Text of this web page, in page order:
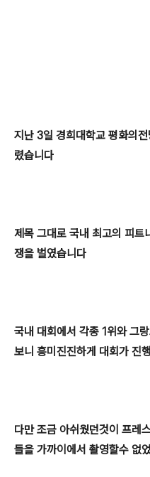
지난 3일 경희대학교 평화의
렸습니다
제목 그대로 국내 최고의 피
쟁을 벌였습니다
국내 대회에서 각종 1위와 그
보니 흥미진진하게 대회가 진
다만 조금 아쉬웠던것이 프레
들을 가까이에서 촬영할수 없